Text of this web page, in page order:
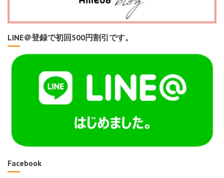
LINE＠登録で初回500円割引です。
Facebook